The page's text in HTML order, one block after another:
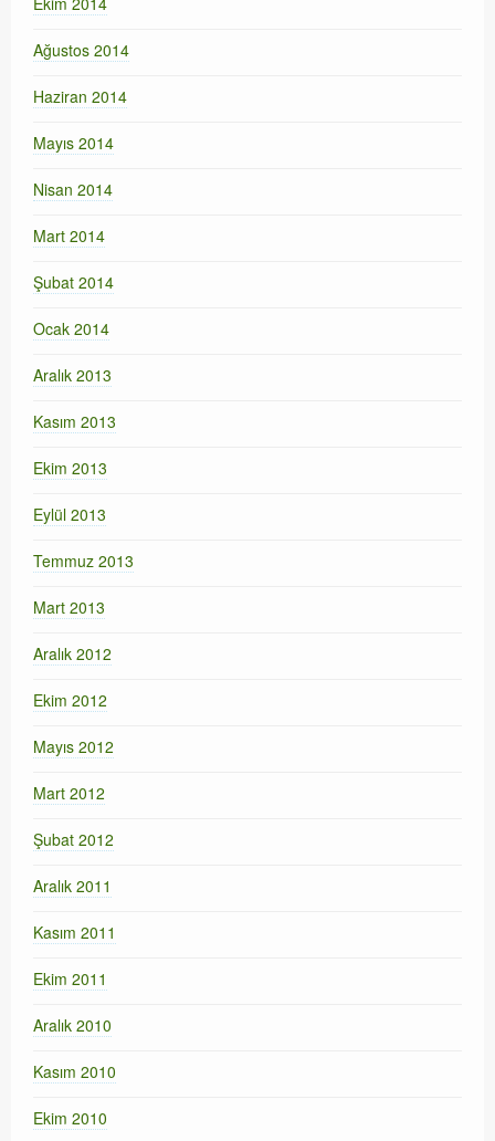
Ağustos 2014
Haziran 2014
Mayıs 2014
Nisan 2014
Mart 2014
Şubat 2014
Ocak 2014
Aralık 2013
Kasım 2013
Ekim 2013
Eylül 2013
Temmuz 2013
Mart 2013
Aralık 2012
Ekim 2012
Mayıs 2012
Mart 2012
Şubat 2012
Aralık 2011
Kasım 2011
Ekim 2011
Aralık 2010
Kasım 2010
Ekim 2010